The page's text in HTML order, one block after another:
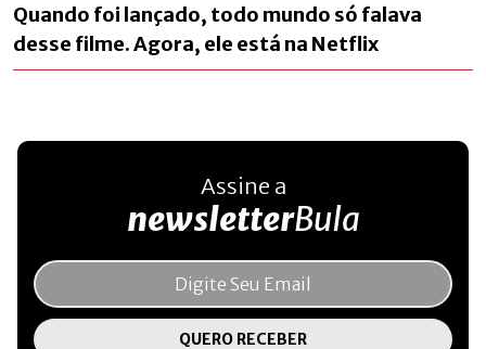
Quando foi lançado, todo mundo só falava
desse filme. Agora, ele está na Netflix
Assine a
newsletterBula